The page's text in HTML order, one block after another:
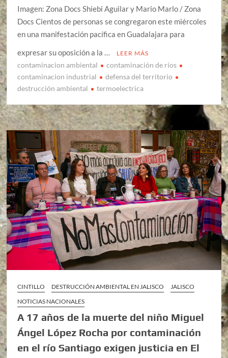
Imagen: Zona Docs Shiebi Aguilar y Mario Marlo / Zona
Docs Cientos de personas se congregaron este miércoles
en una manifestación pacífica en Guadalajara para
expresar su oposición a la …
LEER MÁS
contaminacion ambiental
contaminación de ríos
contaminacion industrial
defensa del territorio
destrucción ambiental
termoelectrica
CINTILLO DESTRUCCIÓN AMBIENTAL EN JALISCO
JALISCO
NOTICIAS NACIONALES
A 17 años de la muerte del niño Miguel
Ángel López Rocha por contaminación
en el río Santiago exigen justicia en El